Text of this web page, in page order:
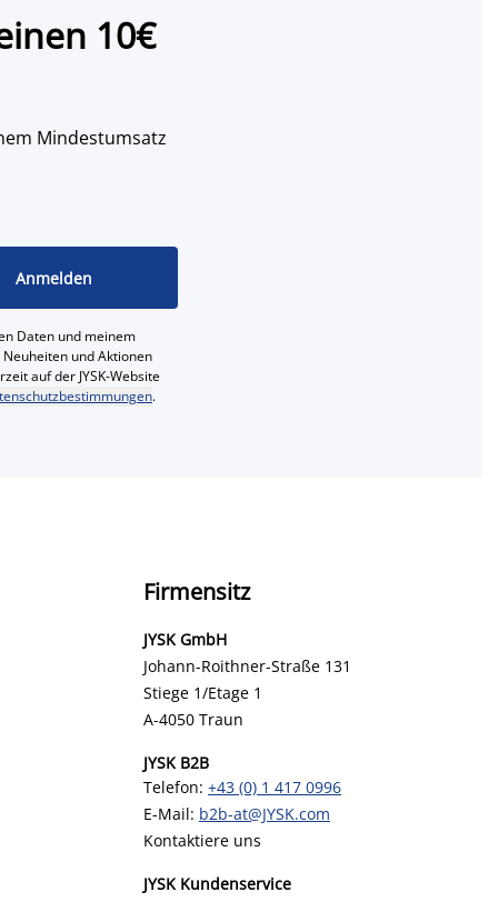
10€
Mindestumsatz
Anmelden
Daten und meinem
und Aktionen
auf der JYSK-Website
.
Firmensitz
JYSK GmbH
Johann-Roithner-Straße 131
Stiege 1/Etage 1
A-4050 Traun
JYSK B2B
Telefon: +43 (0) 1 417 0996
E-Mail: b2b-at@JYSK.com
Kontaktiere uns
JYSK Kundenservice